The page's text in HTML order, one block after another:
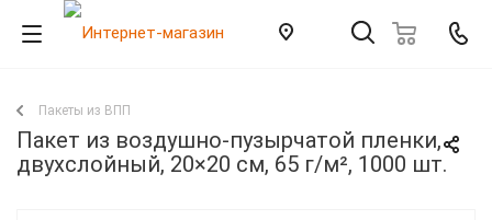
Пакеты из ВПП
Пакет из воздушно-пузырчатой пленки,
двухслойный, 20×20 см, 65 г/м², 1000 шт.